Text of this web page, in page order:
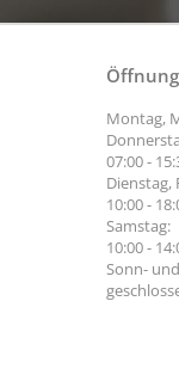
Montag,
07:00 -
Dienstag,
10:00 -
Samstag:
10:00 -
Sonn-